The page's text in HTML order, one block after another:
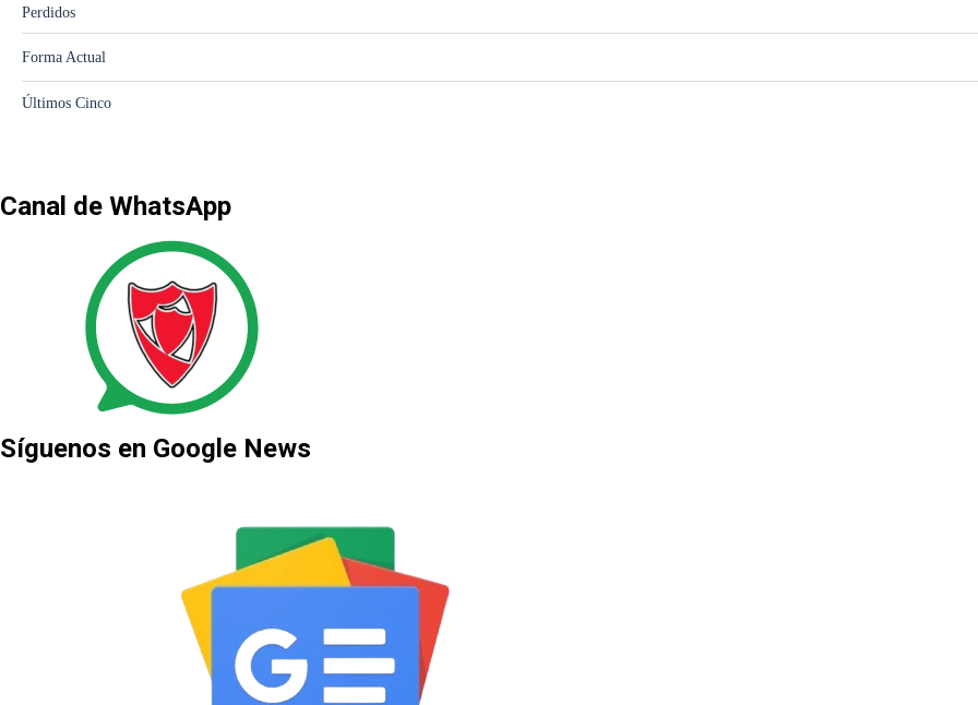
Canal de WhatsApp
Síguenos en Google News